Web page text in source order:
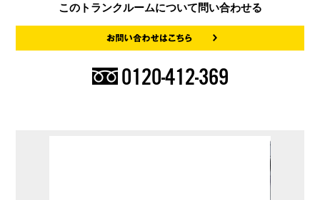
このトランクルームについて問い合わせる
0120-412-369